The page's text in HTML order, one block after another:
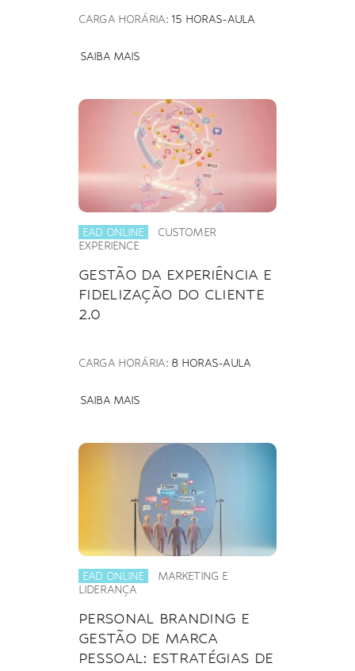
CARGA HORÁRIA: 15 HORAS-AULA
SAIBA MAIS
EAD ONLINE
CUSTOMER
EXPERIENCE
GESTÃO DA EXPERIÊNCIA E
FIDELIZAÇÃO DO CLIENTE
2.0
CARGA HORÁRIA: 8 HORAS-AULA
SAIBA MAIS
EAD ONLINE
MARKETING E
LIDERANÇA
PERSONAL BRANDING E
GESTÃO DE MARCA
PESSOAL: ESTRATÉGIAS DE